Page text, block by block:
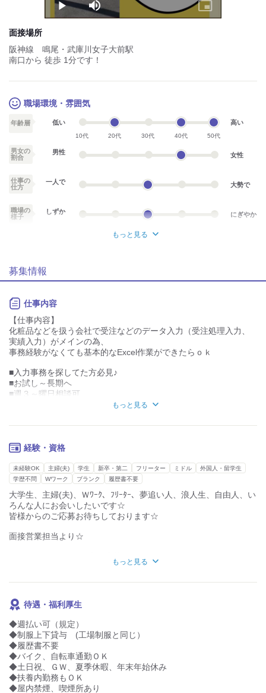
Play Mute
Picture-
in-
面接場所
阪神線 鳴尾・武庫川女子大前駅
南口から 徒歩 1分です！
職場環境・雰囲気
年齢層 低い
10代 20代 30代 40代 50代
高い
男女の
割合
男性 女性
仕事の
仕方
一人で 大勢で
職場の
様子
しずか にぎやか
個性が生かせる
デスクワーク
お客様との対話が
少ない
多い
力仕事が少ない
知識・経験不要
ママさんスタッフ・フリーター多数活躍中！
女性中心に、10～50代までの幅広い世代の男女活躍中！
「長期で腰を据えて働きたい方」
「夜勤とのＷワークがしたい方」
「短期間で自分のペースで働きたい方」など、
様々なニーズにお応えします♪
もっと見る
募集情報
仕事内容
【仕事内容】
化粧品などを扱う会社で受注などのデータ入力（受注処理入力、
実績入力）がメインの為、
事務経験がなくても基本的なExcel作業ができたらｏｋ
■入力事務を探してた方必見♪
■お試し～長期へ
■週３～曜日相談可
阪神西宮＆JR西宮から阪神バスで１０分程度
■応募後の流れ■
☆
もっと見る
経験・資格
未経験OK 主婦(夫) 学生 新卒・第二 フリーター ミドル
外国人・留学生
学歴不問
Wワーク ブランク 履歴書不要
大学生、主婦(夫)、Ｗﾜｰｸ、ﾌﾘｰﾀｰ、夢追い人、浪人生、自由人、い
ろんな人にお会いしたいです☆
皆様からのご応募お待ちしております☆
面接営業担当より☆
もっと見る
待遇・福利厚生
◆週払い可（規定）
◆制服上下貸与 (工場制服と同じ）
◆履歴書不要
◆バイク、自転車通勤ＯＫ
◆土日祝、ＧＷ、夏季休暇、年末年始休み
◆扶養内勤務もＯＫ
◆屋内禁煙、喫煙所あり